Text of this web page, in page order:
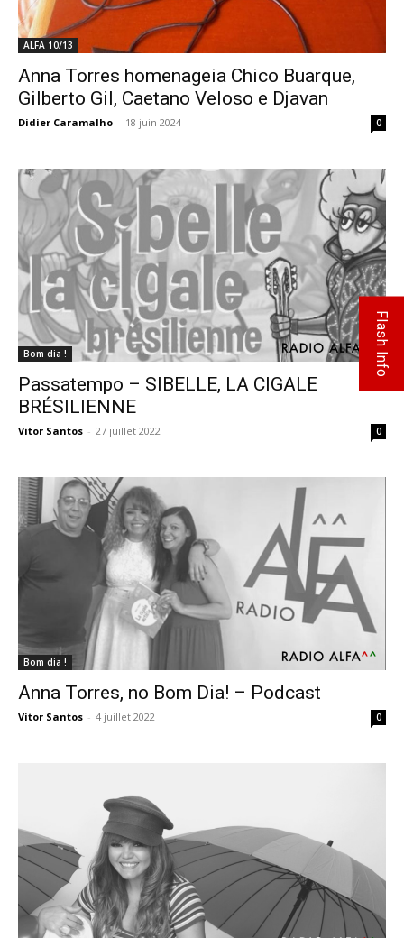
ALFA 10/13
Anna Torres homenageia Chico Buarque,
Gilberto Gil, Caetano Veloso e Djavan
Didier Caramalho - 18 juin 2024 0
Bom dia !
Passatempo – SIBELLE, LA CIGALE
BRÉSILIENNE
Vitor Santos - 27 juillet 2022 0
Bom dia !
Anna Torres, no Bom Dia! – Podcast
Vitor Santos - 4 juillet 2022 0
Flash Info